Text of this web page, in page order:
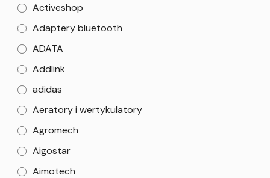
Activeshop
Adaptery bluetooth
ADATA
Addlink
adidas
Aeratory i wertykulatory
Agromech
Aigostar
Aimotech